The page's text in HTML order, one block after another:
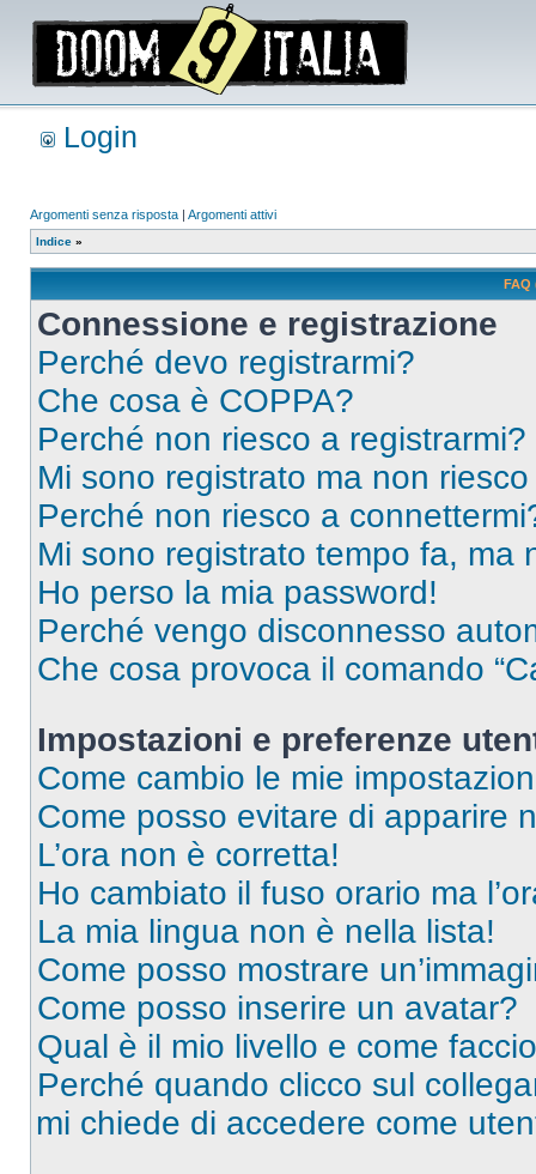
Login
Argomenti senza risposta | Argomenti attivi
Indice »
FAQ
Connessione e registrazione
Perché devo registrarmi?
Che cosa è COPPA?
Perché non riesco a registrarmi?
Mi sono registrato ma non
Perché non riesco a
Mi sono registrato tempo fa, ma
Ho perso la mia password!
Perché vengo disconnesso
Che cosa provoca il comando
Impostazioni e preferenze
Come cambio le mie
Come posso evitare di apparire
L’ora non è corretta!
Ho cambiato il fuso orario ma
La mia lingua non è nella lista!
Come posso mostrare
Come posso inserire un avatar?
Qual è il mio livello e come
Perché quando clicco sul
mi chiede di accedere come